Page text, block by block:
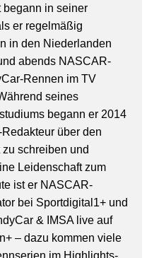
begann in seiner
er regelmäßig
in den Niederlanden
abends NASCAR-
Rennen im TV
seines
begann er 2014
über den
zu schreiben und
Leidenschaft zum
ist er NASCAR-
bei Sportdigital1+ und
& IMSA live auf
– dazu kommen viele